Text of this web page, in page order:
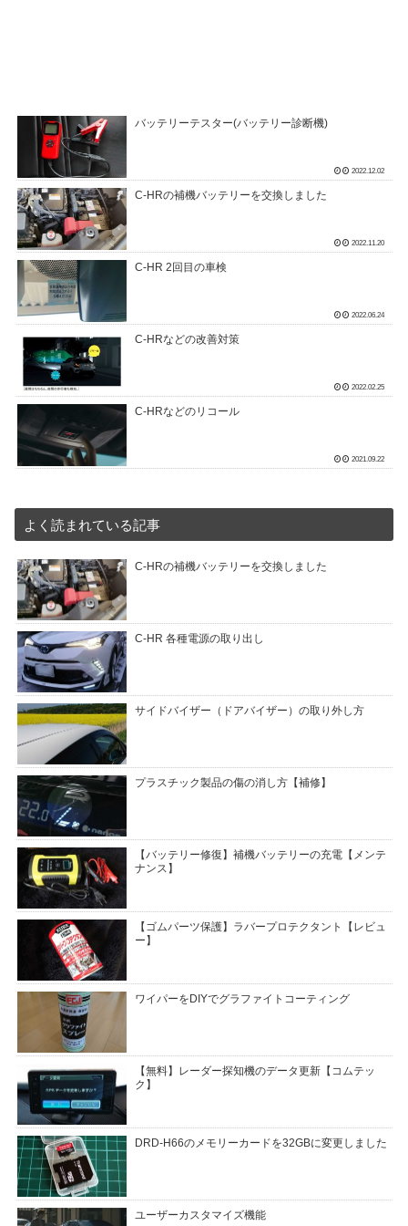
バッテリーテスター(バッテリー診断機)
2022.12.02
C-HRの補機バッテリーを交換しました
2022.11.20
C-HR 2回目の車検
2022.06.24
C-HRなどの改善対策
2022.02.25
C-HRなどのリコール
2021.09.22
よく読まれている記事
C-HRの補機バッテリーを交換しました
C-HR 各種電源の取り出し
サイドバイザー（ドアバイザー）の取り外し方
プラスチック製品の傷の消し方【補修】
【バッテリー修復】補機バッテリーの充電【メンテ
ナンス】
【ゴムパーツ保護】ラバープロテクタント【レビュ
ー】
ワイパーをDIYでグラファイトコーティング
【無料】レーダー探知機のデータ更新【コムテッ
ク】
DRD-H66のメモリーカードを32GBに変更しました
ユーザーカスタマイズ機能